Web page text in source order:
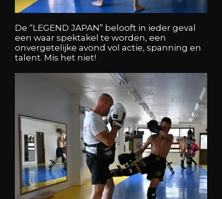
De “LEGEND JAPAN” belooft in ieder geval
een waar spektakel te worden, een
onvergetelijke avond vol actie, spanning en
talent. Mis het niet!